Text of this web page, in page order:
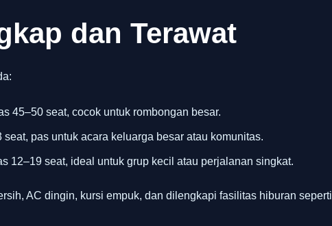
dan Terawat
45–50 seat, cocok untuk rombongan besar.
pas untuk acara keluarga besar atau komunitas.
12–19 seat, ideal untuk grup kecil atau perjalanan singkat.
AC dingin, kursi empuk, dan dilengkapi fasilitas hiburan seperti